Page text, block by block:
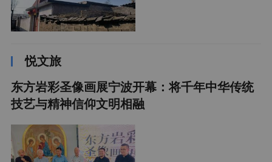
悦文旅
东方岩彩圣像画展宁波开幕：将千年中华传统
技艺与精神信仰文明相融